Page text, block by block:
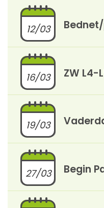
12/03
16/03 ZW L4-
19/03
27/03 Begin